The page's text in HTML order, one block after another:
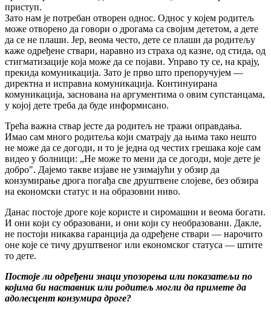
приступ.
Зато нам је потребан отворен однос. Однос у којем родитељ
може отворено да говори о дрогама са својим дететом, а дете
да се не плаши. Јер, веома често, дете се плаши да родитељу
каже одређене ствари, наравно из страха од казне, од стида, од
стигматизације која може да се појави. Управо ту се, на крају,
прекида комуникација. Зато је прво што препоручујем —
директна и исправна комуникација. Континуирана
комуникација, заснована на аргументима о овим супстанцама,
у којој дете треба да буде информисано.
Трећа важна ствар јесте да родитељ не тражи оправдања.
Имао сам много родитеља који сматрају да њима тако нешто
не може да се догоди, и то је једна од честих грешака које сам
видео у болници: „Не може то мени да се догоди, моје дете је
добро". Дајемо такве изјаве не узимајући у обзир да
конзумирање дрога погађа све друштвене слојеве, без обзира
на економски статус и на образовни ниво.
Данас постоје дроге које користе и сиромашни и веома богати.
И они који су образовани, и они који су необразовани. Дакле,
не постоји никаква гаранција да одређене ствари — нарочито
оне које се тичу друштвеног или економског статуса — штите
то дете.
Постоје ли одређени знаци упозорења или показатељи по
којима би наставник или родитељ могли да примете да
адолесцент конзумира дроге?